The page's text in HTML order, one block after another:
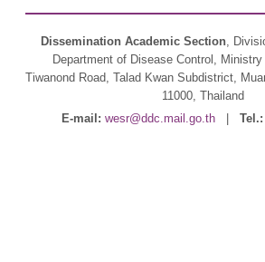
Dissemination Academic Section,
Department of Disease Control,
Tiwanond Road, Talad Kwan Subdistrict,
11000, Thailand
E-mail: wesr@ddc.mail.go.th| Tel.: